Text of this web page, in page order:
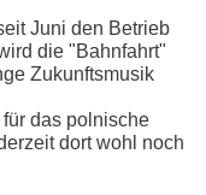
Juni den Betrieb
die "Bahnfahrt"
Zukunftsmusik
das polnische
dort wohl noch